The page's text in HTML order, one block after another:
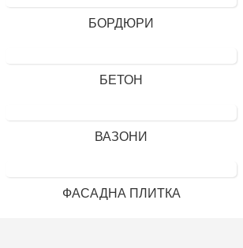
БОРДЮРИ
БЕТОН
ВАЗОНИ
ФАСАДНА ПЛИТКА